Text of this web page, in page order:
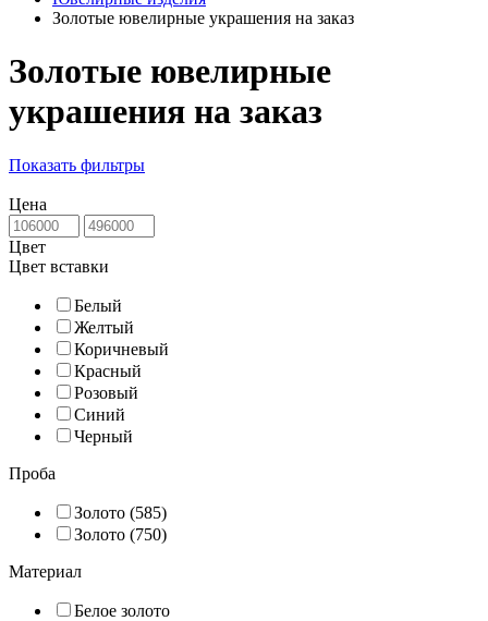
Золотые ювелирные украшения на заказ
Золотые ювелирные
украшения на заказ
Показать фильтры
Цена
Цвет
Цвет вставки
Белый
Желтый
Коричневый
Красный
Розовый
Синий
Черный
Проба
Золото (585)
Золото (750)
Материал
Белое золото